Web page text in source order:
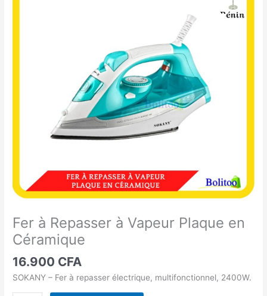
Fer à Repasser à Vapeur Plaque en
Céramique
16.900 CFA
SOKANY – Fer à repasser électrique, multifonctionnel, 2400W.